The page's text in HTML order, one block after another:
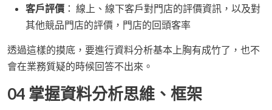
客戶評價 ： 線上、線下客戶對門店的評價資訊，以及對
其他競品門店的評價，門店的回頭客率
透過這樣的摸底，要進行資料分析基本上胸有成竹了，也不
會在業務質疑的時候回答不出來。
04 掌握資料分析思維、框架